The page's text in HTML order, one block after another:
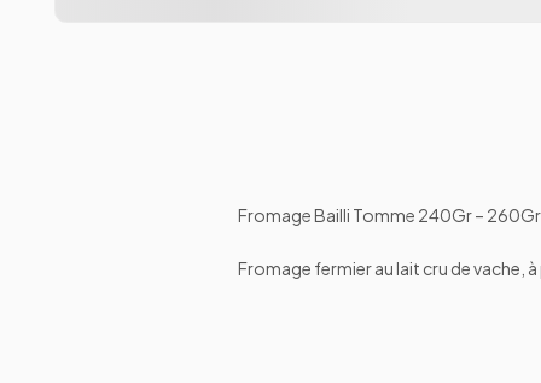
Fromage Bailli Tomme 240Gr – 260Gr
Fromage fermier au lait cru de vache,